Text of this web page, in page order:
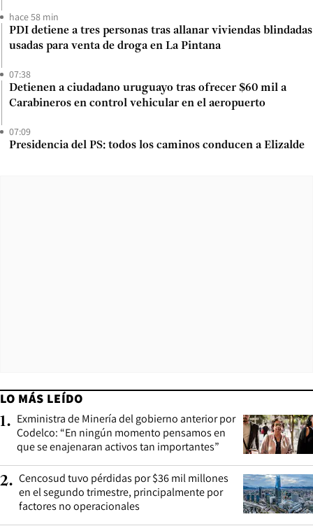
hace 58 min
PDI detiene a tres personas tras allanar viviendas blindadas
usadas para venta de droga en La Pintana
07:38
Detienen a ciudadano uruguayo tras ofrecer $60 mil a
Carabineros en control vehicular en el aeropuerto
07:09
Presidencia del PS: todos los caminos conducen a Elizalde
LO MÁS LEÍDO
1. Exministra de Minería del gobierno anterior por
Codelco: “En ningún momento pensamos en
que se enajenaran activos tan importantes”
2. Cencosud tuvo pérdidas por $36 mil millones
en el segundo trimestre, principalmente por
factores no operacionales